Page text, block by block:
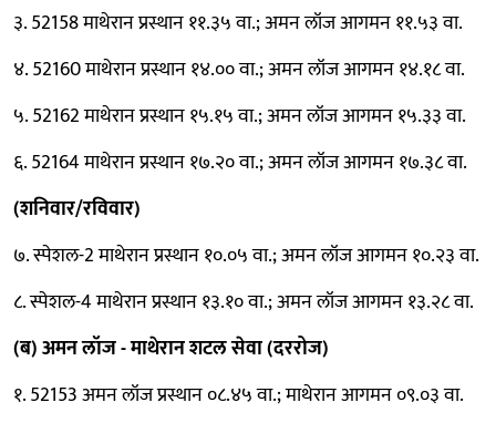
३. 52158 माथेरान प्रस्थान ११.३५ वा.; अमन लॉज आगमन ११.५३ वा.
४. 52160 माथेरान प्रस्थान १४.०० वा.; अमन लॉज आगमन १४.१८ वा.
५. 52162 माथेरान प्रस्थान १५.१५ वा.; अमन लॉज आगमन १५.३३ वा.
६. 52164 माथेरान प्रस्थान १७.२० वा.; अमन लॉज आगमन १७.३८ वा.
(शनिवार/रविवार)
७. स्पेशल-2 माथेरान प्रस्थान १०.०५ वा.; अमन लॉज आगमन १०.२३ वा.
८. स्पेशल-4 माथेरान प्रस्थान १३.१० वा.; अमन लॉज आगमन १३.२८ वा.
(ब) अमन लॉज - माथेरान शटल सेवा (दररोज)
१. 52153 अमन लॉज प्रस्थान ०८.४५ वा.; माथेरान आगमन ०९.०३ वा.